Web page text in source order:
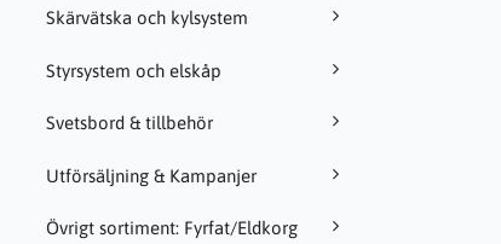
Skärvätska och kylsystem
Styrsystem och elskåp
Svetsbord & tillbehör
Utförsäljning & Kampanjer
Övrigt sortiment: Fyrfat/Eldkorg